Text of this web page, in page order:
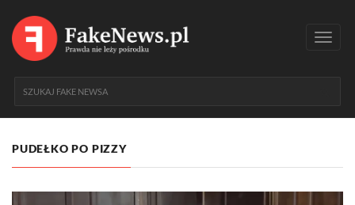
PUDEŁKO PO PIZZY